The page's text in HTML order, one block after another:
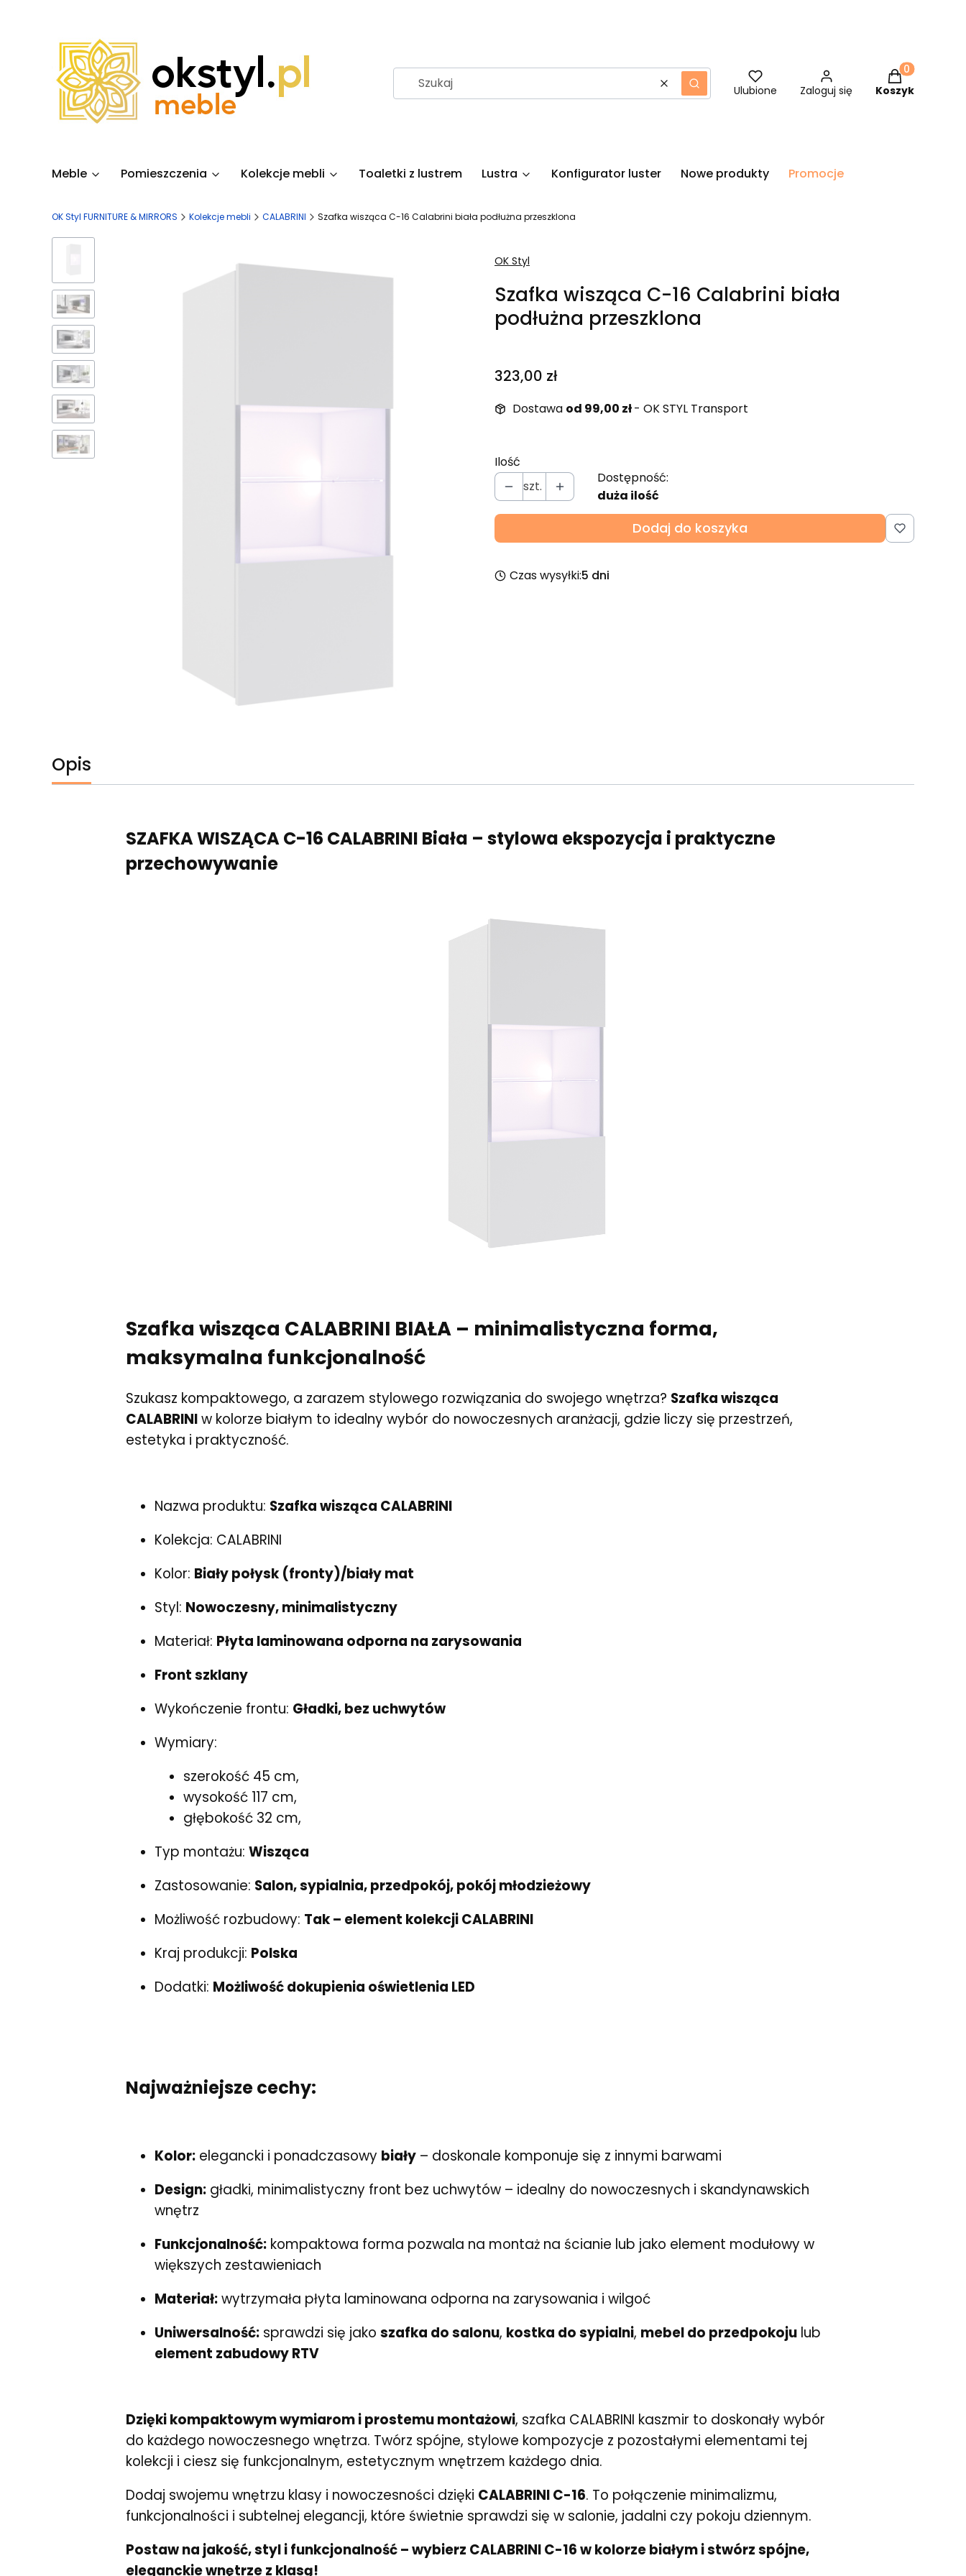
WyczyśćSzukaj Ulubione Zaloguj się
Produkty w
Koszyk
Meble Pomieszczenia Kolekcje mebli Toaletki z lustrem Lustra Konfigurator luster Nowe produkty Promocje
OK Styl FURNITURE & MIRRORS Kolekcje mebli CALABRINI Szafka wisząca C-16 Calabrini biała podłużna przeszklona
OK Styl
Szafka wisząca C-16 Calabrini biała
podłużna przeszklona
Cena
323,00 zł
Dostawa od 99,00 zł- OK STYL Transport
Ilość
szt.
Dostępność:
duża ilość
Dodaj do koszyka
Czas wysyłki:5 dni
Opis
SZAFKA WISZĄCA C-16 CALABRINI Biała – stylowa ekspozycja i praktyczne
przechowywanie
Szafka wisząca CALABRINI BIAŁA – minimalistyczna forma,
maksymalna funkcjonalność
Szukasz kompaktowego, a zarazem stylowego rozwiązania do swojego wnętrza? Szafka wisząca
CALABRINIw kolorze białym to idealny wybór do nowoczesnych aranżacji, gdzie liczy się przestrzeń,
estetyka i praktyczność.
Nazwa produktu: Szafka wisząca CALABRINI
Kolekcja: CALABRINI
Kolor: Biały połysk (fronty)/biały mat
Styl: Nowoczesny, minimalistyczny
Materiał: Płyta laminowana odporna na zarysowania
Front szklany
Wykończenie frontu: Gładki, bez uchwytów
Wymiary:
szerokość 45 cm,
wysokość 117 cm,
głębokość 32 cm,
Typ montażu: Wisząca
Zastosowanie: Salon, sypialnia, przedpokój, pokój młodzieżowy
Możliwość rozbudowy: Tak – element kolekcji CALABRINI
Kraj produkcji: Polska
Dodatki: Możliwość dokupienia oświetlenia LED
Najważniejsze cechy:
Kolor:elegancki i ponadczasowy biały– doskonale komponuje się z innymi barwami
Design:gładki, minimalistyczny front bez uchwytów – idealny do nowoczesnych i skandynawskich
wnętrz
Funkcjonalność:kompaktowa forma pozwala na montaż na ścianie lub jako element modułowy w
większych zestawieniach
Materiał:wytrzymała płyta laminowana odporna na zarysowania i wilgoć
Uniwersalność:sprawdzi się jako szafka do salonu, kostka do sypialni, mebel do przedpokojulub
element zabudowy RTV
Dzięki kompaktowym wymiarom i prostemu montażowi, szafka CALABRINI kaszmir to doskonały wybór
do każdego nowoczesnego wnętrza. Twórz spójne, stylowe kompozycje z pozostałymi elementami tej
kolekcji i ciesz się funkcjonalnym, estetycznym wnętrzem każdego dnia.
Dodaj swojemu wnętrzu klasy i nowoczesności dzięki CALABRINI C-16. To połączenie minimalizmu,
funkcjonalności i subtelnej elegancji, które świetnie sprawdzi się w salonie, jadalni czy pokoju dziennym.
Postaw na jakość, styl i funkcjonalność – wybierz CALABRINI C-16 w kolorze białym i stwórz spójne,
eleganckie wnętrze z klasą!